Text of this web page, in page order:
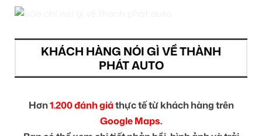
KHÁCH HÀNG NÓI GÌ VỀ THÀNH
PHÁT AUTO
Hơn1.200 đánh giáthực tế từ khách hàng trên
Google Maps.